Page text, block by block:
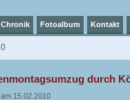
Chronik Fotoalbum Kontakt
durch
am 15.02.2010